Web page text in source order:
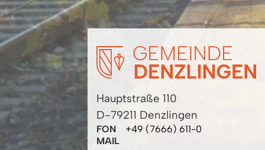
Hauptstraße 110
D-79211 Denzlingen
FON
+49 (7666) 611-0
MAIL